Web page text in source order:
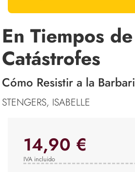
En Tiempos de
Catástrofes
Cómo Resistir a la
STENGERS, ISABELLE
14,90 €
IVA incluido